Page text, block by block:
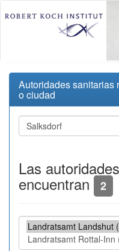
Autoridades sanitarias
o ciudad
Las
encuentran 2